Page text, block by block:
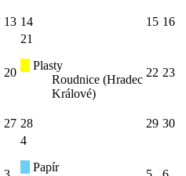
13 14 15 16
20
21
Plasty
Roudnice (Hradec
Králové)
22 23
27 28 29 30
4
Papír